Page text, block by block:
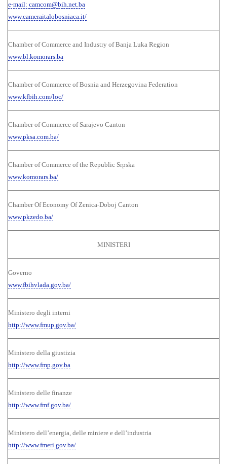
e-mail: camcom@bih.net.ba
www.cameraitalobosniaca.it/
Chamber of Commerce and Industry of Banja Luka Region
www.bl.komorars.ba
Chamber of Commerce of Bosnia and Herzegovina Federation
www.kfbih.com/loc/
Chamber of Commerce of Sarajevo Canton
www.pksa.com.ba/
Chamber of Commerce of the Republic Srpska
www.komorars.ba/
Chamber Of Economy Of Zenica-Doboj Canton
www.pkzedo.ba/
MINISTERI
Governo
www.fbihvlada.gov.ba/
Ministero degli interni
http://www.fmup.gov.ba/
Ministero della giustizia
http://www.fmp.gov.ba
Ministero delle finanze
http://www.fmf.gov.ba/
Ministero dell’energia, delle miniere e dell’industria
http://www.fmeri.gov.ba/